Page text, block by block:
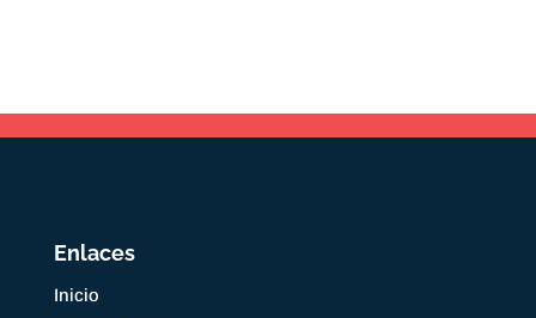
Enlaces
Inicio